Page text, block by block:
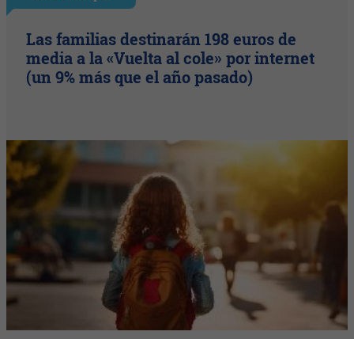
Las familias destinarán 198 euros de
media a la «Vuelta al cole» por internet
(un 9% más que el año pasado)